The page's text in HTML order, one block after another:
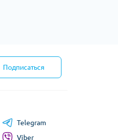
Подписаться
Telegram
Viber